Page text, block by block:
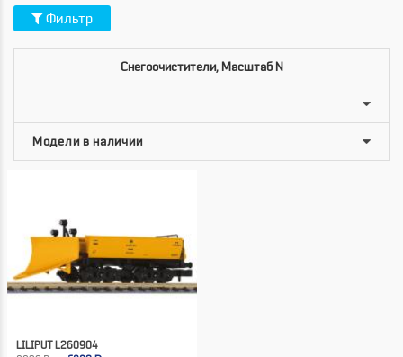
Фильтр
Снегоочистители, Масштаб N
LILIPUT L260904